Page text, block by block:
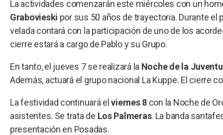
La actividades comenzarán este miércoles con un
Grabovieski por sus 50 años de trayectoria. Durante
velada contará con la participación de uno de los
cierre estará a cargo de Pablo y su Grupo.
En tanto, el jueves 7 se realizará la Noche de la
Además, actuará el grupo nacional La Kuppe. El cierre
La festividad continuará elviernes 8 con la Noche de
asistentes. Se trata de Los Palmeras. La banda
presentación en Posadas.